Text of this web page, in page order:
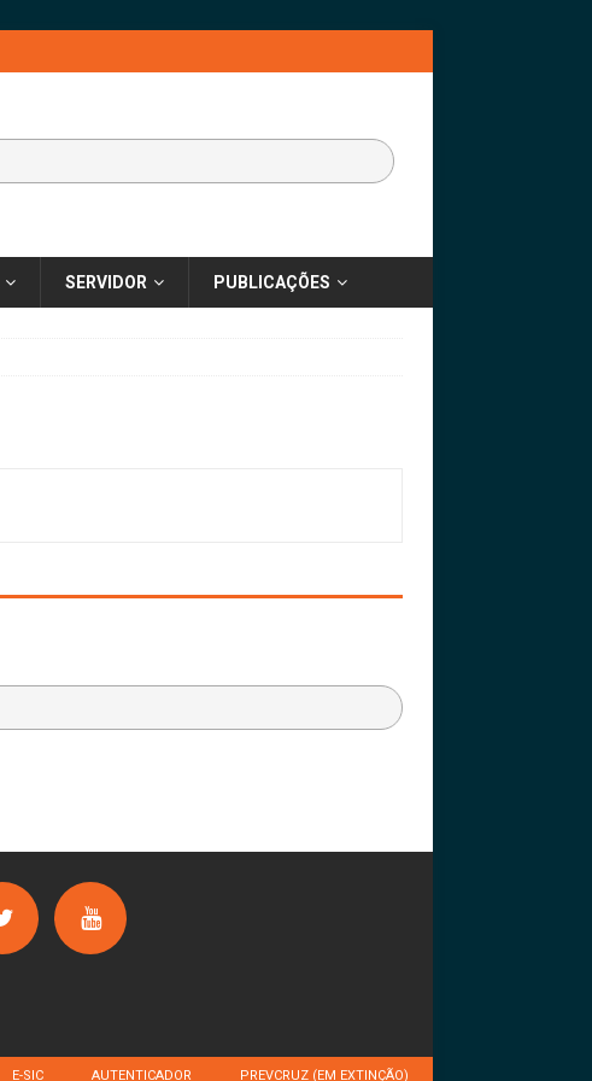
SERVIDOR PUBLICAÇÕES
E-SIC AUTENTICADOR PREVCRUZ (EM EXTINÇÃO)